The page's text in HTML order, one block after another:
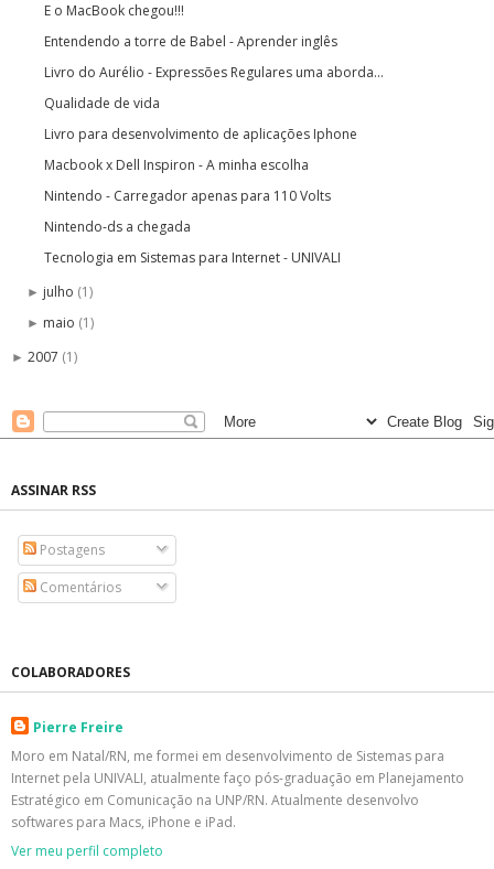
E o MacBook chegou!!!
Entendendo a torre de Babel - Aprender inglês
Livro do Aurélio - Expressões Regulares uma aborda...
Qualidade de vida
Livro para desenvolvimento de aplicações Iphone
Macbook x Dell Inspiron - A minha escolha
Nintendo - Carregador apenas para 110 Volts
Nintendo-ds a chegada
Tecnologia em Sistemas para Internet - UNIVALI
► julho (1)
► maio (1)
► 2007 (1)
ASSINAR RSS
Postagens
Comentários
COLABORADORES
Pierre Freire
Moro em Natal/RN, me formei em desenvolvimento de Sistemas para
Internet pela UNIVALI, atualmente faço pós-graduação em Planejamento
Estratégico em Comunicação na UNP/RN. Atualmente desenvolvo
softwares para Macs, iPhone e iPad.
Ver meu perfil completo